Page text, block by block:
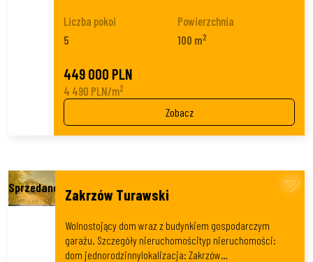
Liczba pokoi
5
Powierzchnia
100 m2
449 000 PLN
4 490 PLN/m2
Zobacz
Zakrzów Turawski
Wolnostojący dom wraz z budynkiem gospodarczym
garażu. Szczegóły nieruchomoścityp nieruchomości:
dom jednorodzinnylokalizacja: Zakrzów…